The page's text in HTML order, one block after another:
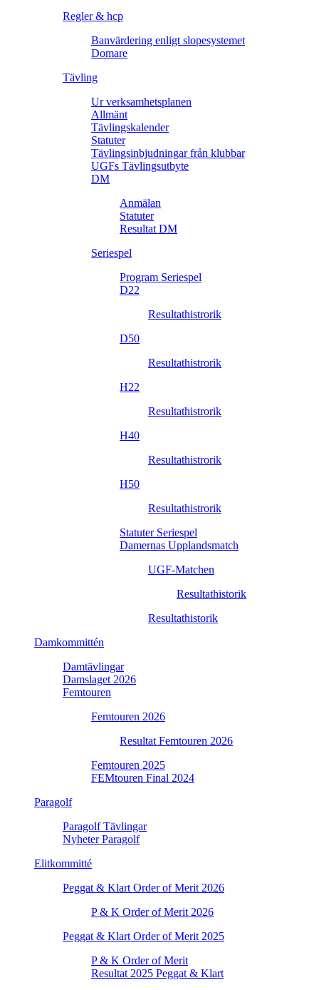
Regler & hcp
Banvärdering enligt slopesystemet
Domare
Tävling
Ur verksamhetsplanen
Allmänt
Tävlingskalender
Statuter
Tävlingsinbjudningar från klubbar
UGFs Tävlingsutbyte
DM
Anmälan
Statuter
Resultat DM
Seriespel
Program Seriespel
D22
Resultathistrorik
D50
Resultathistrorik
H22
Resultathistrorik
H40
Resultathistrorik
H50
Resultathistrorik
Statuter Seriespel
Damernas Upplandsmatch
UGF-Matchen
Resultathistorik
Resultathistorik
Damkommittén
Damtävlingar
Damslaget 2026
Femtouren
Femtouren 2026
Resultat Femtouren 2026
Femtouren 2025
FEMtouren Final 2024
Paragolf
Paragolf Tävlingar
Nyheter Paragolf
Elitkommitté
Peggat & Klart Order of Merit 2026
P & K Order of Merit 2026
Peggat & Klart Order of Merit 2025
P & K Order of Merit
Resultat 2025 Peggat & Klart